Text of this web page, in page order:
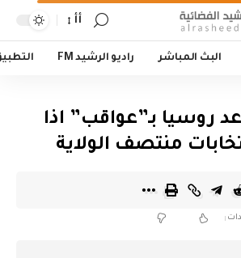
أأ
البث المباشر راديو الرشيد FM
روسيا بـ”عواقب” اذا
منتصف الولاية